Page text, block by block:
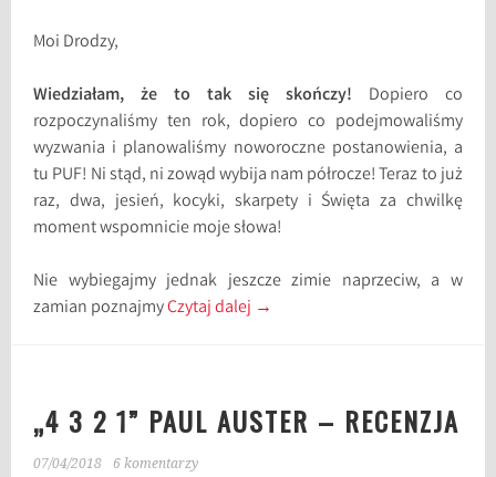
Moi Drodzy,
Wiedziałam, że to tak się skończy! Dopiero co
rozpoczynaliśmy ten rok, dopiero co podejmowaliśmy
wyzwania i planowaliśmy noworoczne postanowienia, a
tu PUF! Ni stąd, ni zowąd wybija nam półrocze! Teraz to już
raz, dwa, jesień, kocyki, skarpety i Święta za chwilkę
moment wspomnicie moje słowa!
Nie wybiegajmy jednak jeszcze zimie naprzeciw, a w
zamian poznajmyCzytaj dalej →
„4 3 2 1” PAUL AUSTER – RECENZJA
07/04/2018 6 komentarzy